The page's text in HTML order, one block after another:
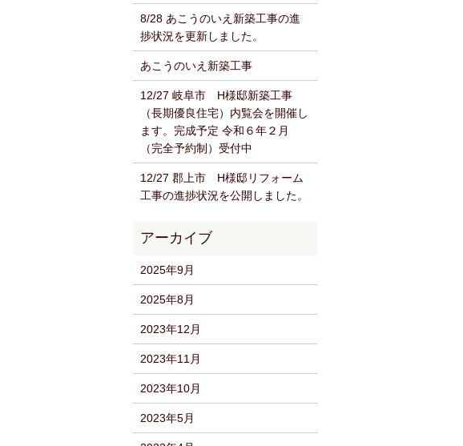
8/28 あこうのいえ新築工事の進
捗状況を更新しました。
あこうのいえ新築工事
12/27 岐阜市 H様邸新築工事
（長期優良住宅）内覧会を開催し
ます。完成予定 令和６年２月
（完全予約制）受付中
12/27 郡上市 H様邸リフォーム
工事の進捗状況を公開しました。
2025年9月
2025年8月
2023年12月
2023年11月
2023年10月
2023年5月